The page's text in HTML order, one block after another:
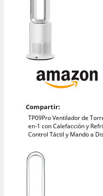
Compartir:
TP09Pro Ventilador de
en-1 con Calefacción y
Control Táctil y Mando a